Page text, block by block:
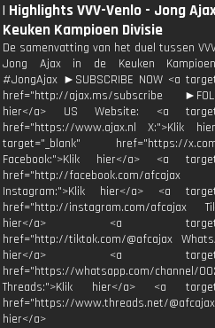
| Highlights VVV-Venlo - Jong
Keuken Kampioen Divisie
De samenvatting van het duel tussen
Jong Ajax in de Keuken
#JongAjax ►SUBSCRIBE NOW <a
href="http://ajax.ms/subscribe
hier</a> US Website: <a
href="https://www.ajax.nl X:">Klik
target="_blank" href="https://x.com/
Facebook:">Klik hier</a> <a
href="http://facebook.com/afcajax
Instagram:">Klik hier</a> <a
href="http://instagram.com/afcajax
hier</a> <a
href="http://tiktok.com/@afcajax
hier</a> <a
href="https://whatsapp.com/channel/
Threads:">Klik hier</a> <a
href="https://www.threads.net/
hier</a>